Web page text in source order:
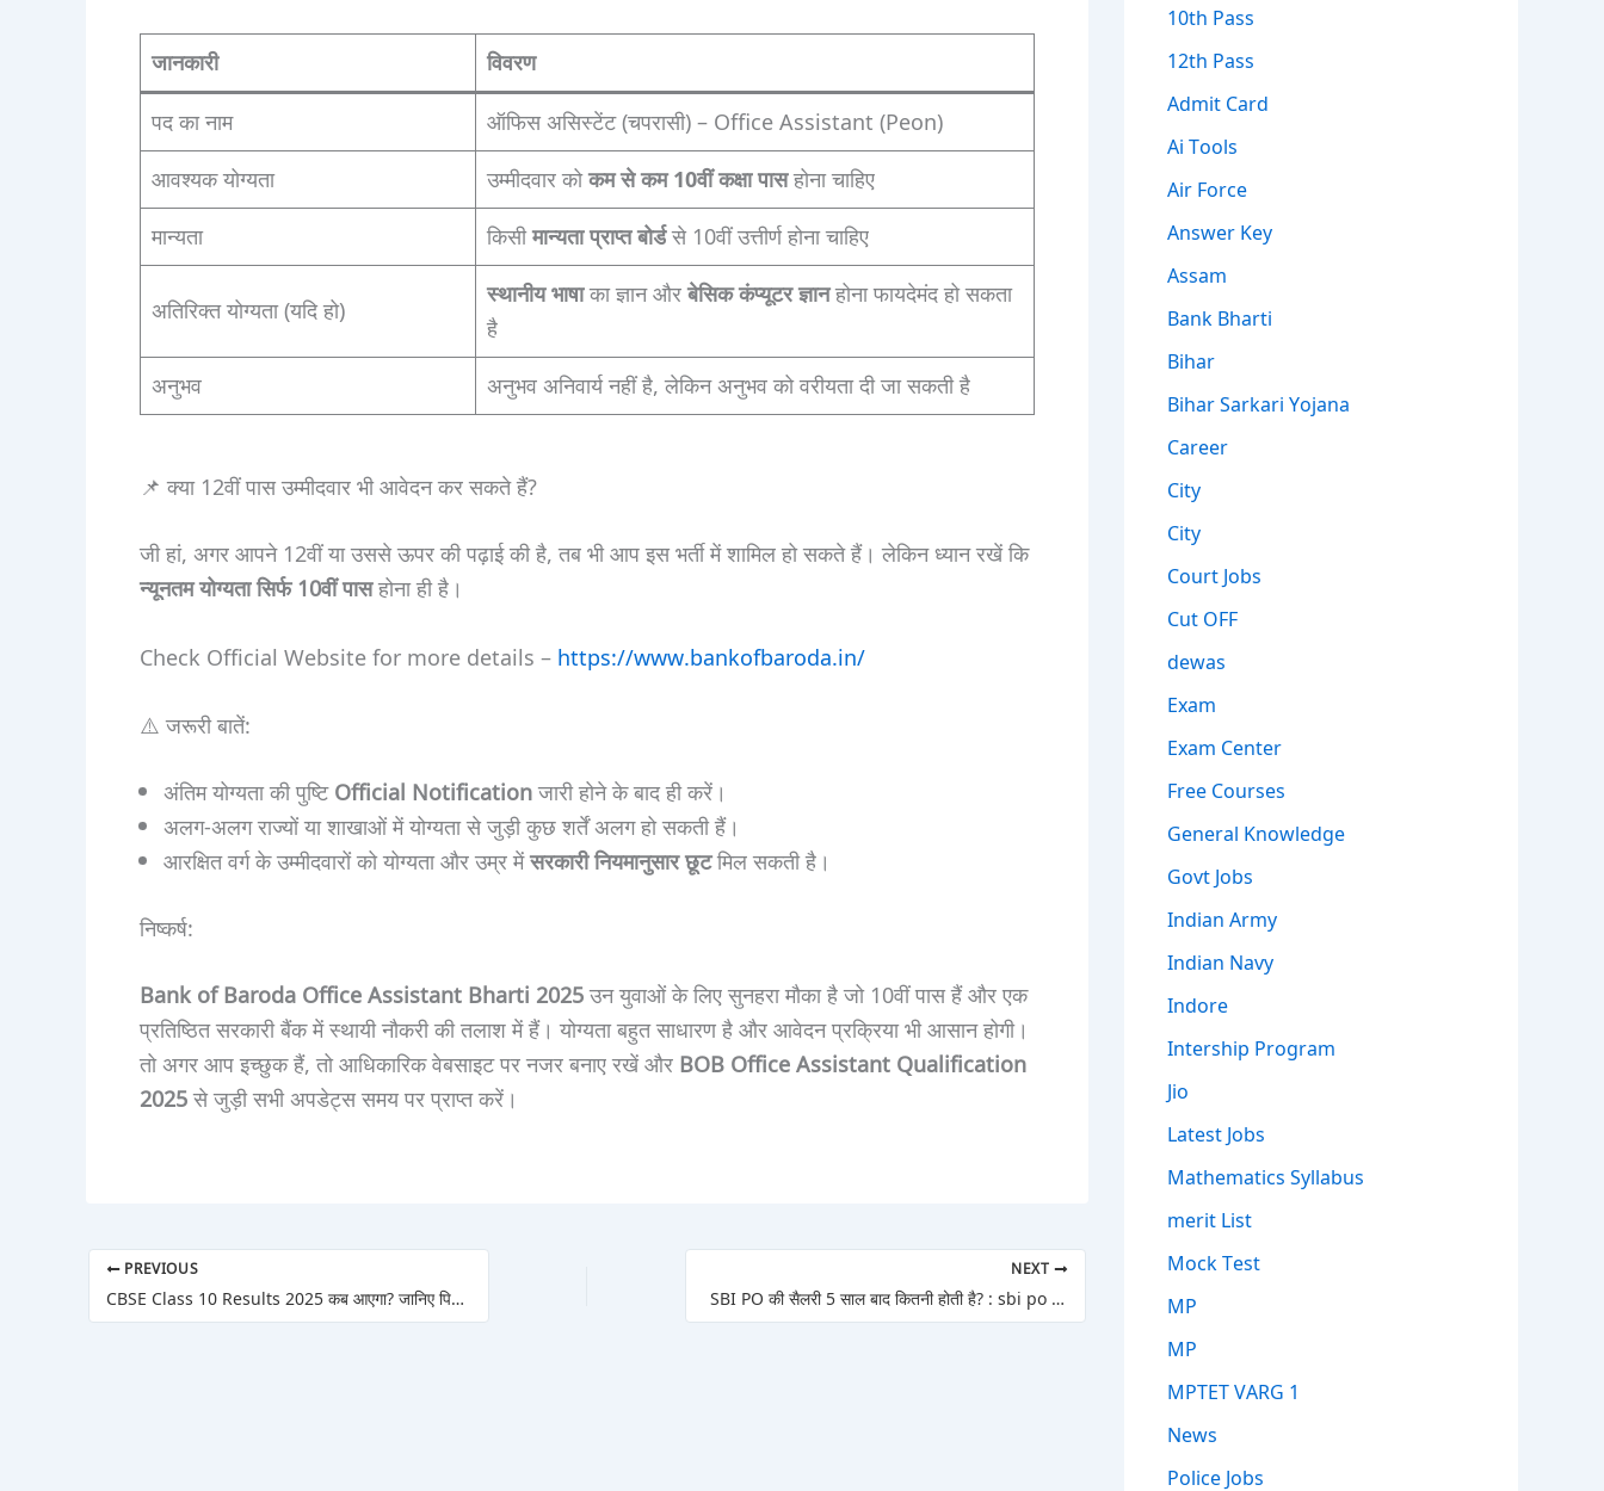
जानकारी विवरण
पद का नाम
ऑफिस असिस्टेंट (चपरासी) – Office Assistant (Peon)
आवश्यक योग्यता
उम्मीदवार कोकम से कम 10वीं कक्षा पासहोना चाहिए
मान्यता
किसीमान्यता प्राप्त बोर्डसे 10वीं उत्तीर्ण होना चाहिए
अतिरिक्त योग्यता (यदि हो)
स्थानीय भाषाका ज्ञान औरबेसिक कंप्यूटर ज्ञानहोना फायदेमंद हो सकता
है
अनुभव
अनुभव अनिवार्य नहीं है, लेकिन अनुभव को वरीयता दी जा सकती है
📌 क्या 12वीं पास उम्मीदवार भी आवेदन कर सकते हैं?
जी हां, अगर आपने 12वीं या उससे ऊपर की पढ़ाई की है, तब भी आप इस भर्ती में शामिल हो सकते हैं। लेकिन ध्यान रखें कि
न्यूनतम योग्यता सिर्फ 10वीं पासहोना ही है।
Check Official Website for more details – https://www.bankofbaroda.in/
⚠️ जरूरी बातें:
अंतिम योग्यता की पुष्टिOfficial Notificationजारी होने के बाद ही करें।
अलग-अलग राज्यों या शाखाओं में योग्यता से जुड़ी कुछ शर्तें अलग हो सकती हैं।
आरक्षित वर्ग के उम्मीदवारों को योग्यता और उम्र मेंसरकारी नियमानुसार छूटमिल सकती है।
निष्कर्ष:
Bank of Baroda Office Assistant Bharti 2025उन युवाओं के लिए सुनहरा मौका है जो 10वीं पास हैं और एक
प्रतिष्ठित सरकारी बैंक में स्थायी नौकरी की तलाश में हैं। योग्यता बहुत साधारण है और आवेदन प्रक्रिया भी आसान होगी।
तो अगर आप इच्छुक हैं, तो आधिकारिक वेबसाइट पर नजर बनाए रखें और BOB Office Assistant Qualification
2025से जुड़ी सभी अपडेट्स समय पर प्राप्त करें।
PREVIOUS
CBSE Class 10 Results 2025 कब आएगा? जानिए पिछले साल के ट्रेंड के हिसाब से पूरी जानकारी
NEXT
SBI PO की सैलरी 5 साल बाद कितनी होती है? : sbi po salary after 5 years
10th Pass
12th Pass
Admit Card
Ai Tools
Air Force
Answer Key
Assam
Bank Bharti
Bihar
Bihar Sarkari Yojana
Career
City
City
Court Jobs
Cut OFF
dewas
Exam
Exam Center
Free Courses
General Knowledge
Govt Jobs
Indian Army
Indian Navy
Indore
Intership Program
Jio
Latest Jobs
Mathematics Syllabus
merit List
Mock Test
MP
MP
MPTET VARG 1
News
Police Jobs